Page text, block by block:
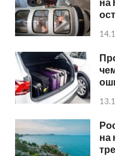
на